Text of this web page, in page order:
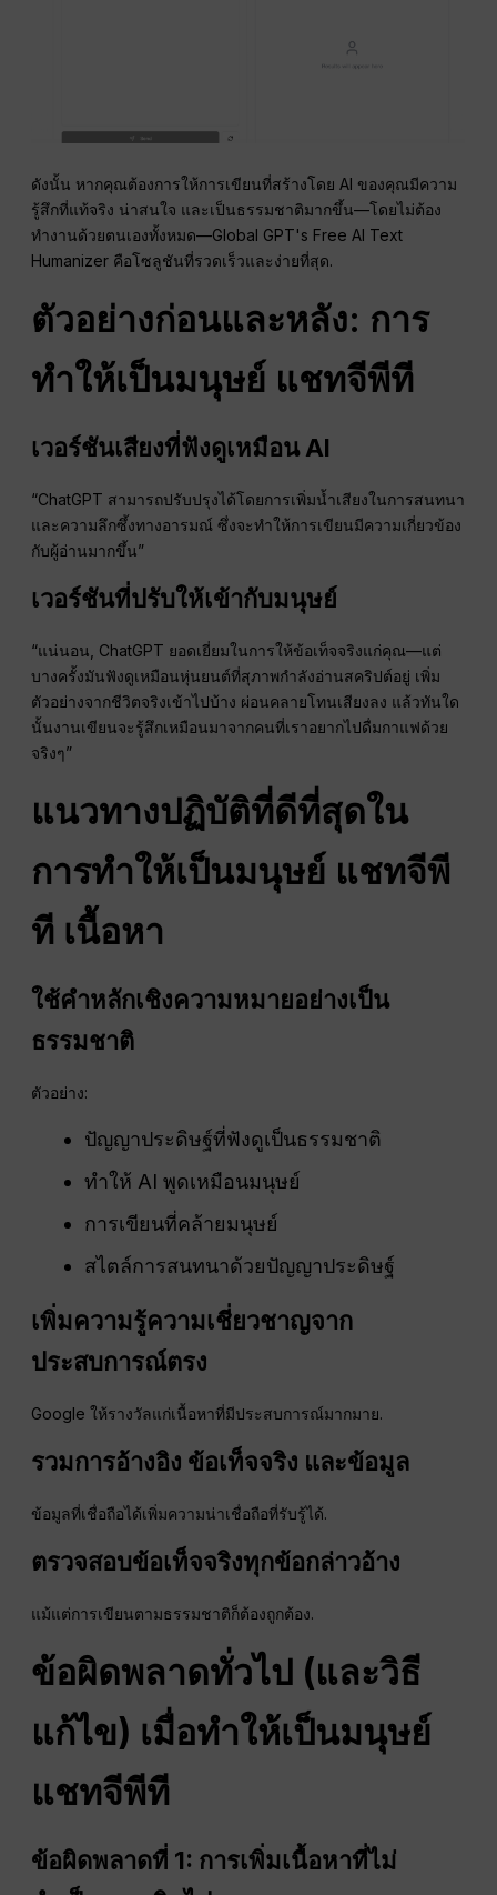
ดังนั้น หากคุณต้องการให้การเขียนที่สร้างโดย AI ของคุณมีความ
รู้สึกที่แท้จริง น่าสนใจ และเป็นธรรมชาติมากขึ้น—โดยไม่ต้อง
ทำงานด้วยตนเองทั้งหมด—Global GPT's Free AI Text
Humanizer คือโซลูชันที่รวดเร็วและง่ายที่สุด.
ตัวอย่างก่อนและหลัง: การ
ทำให้เป็นมนุษย์ แชทจีพีที
เวอร์ชันเสียงที่ฟังดูเหมือน AI
“ChatGPT สามารถปรับปรุงได้โดยการเพิ่มน้ำเสียงในการสนทนา
และความลึกซึ้งทางอารมณ์ ซึ่งจะทำให้การเขียนมีความเกี่ยวข้อง
กับผู้อ่านมากขึ้น”
เวอร์ชันที่ปรับให้เข้ากับมนุษย์
“แน่นอน, ChatGPT ยอดเยี่ยมในการให้ข้อเท็จจริงแก่คุณ—แต่
บางครั้งมันฟังดูเหมือนหุ่นยนต์ที่สุภาพกำลังอ่านสคริปต์อยู่ เพิ่ม
ตัวอย่างจากชีวิตจริงเข้าไปบ้าง ผ่อนคลายโทนเสียงลง แล้วทันใด
นั้นงานเขียนจะรู้สึกเหมือนมาจากคนที่เราอยากไปดื่มกาแฟด้วย
จริงๆ”
แนวทางปฏิบัติที่ดีที่สุดใน
การทำให้เป็นมนุษย์ แชทจีพี
ที เนื้อหา
ใช้คำหลักเชิงความหมายอย่างเป็น
ธรรมชาติ
ตัวอย่าง:
ปัญญาประดิษฐ์ที่ฟังดูเป็นธรรมชาติ
ทำให้ AI พูดเหมือนมนุษย์
การเขียนที่คล้ายมนุษย์
สไตล์การสนทนาด้วยปัญญาประดิษฐ์
เพิ่มความรู้ความเชี่ยวชาญจาก
ประสบการณ์ตรง
Google ให้รางวัลแก่เนื้อหาที่มีประสบการณ์มากมาย.
รวมการอ้างอิง ข้อเท็จจริง และข้อมูล
ข้อมูลที่เชื่อถือได้เพิ่มความน่าเชื่อถือที่รับรู้ได้.
ตรวจสอบข้อเท็จจริงทุกข้อกล่าวอ้าง
แม้แต่การเขียนตามธรรมชาติก็ต้องถูกต้อง.
ข้อผิดพลาดทั่วไป (และวิธี
แก้ไข) เมื่อทำให้เป็นมนุษย์
แชทจีพีที
ข้อผิดพลาดที่ 1: การเพิ่มเนื้อหาที่ไม่